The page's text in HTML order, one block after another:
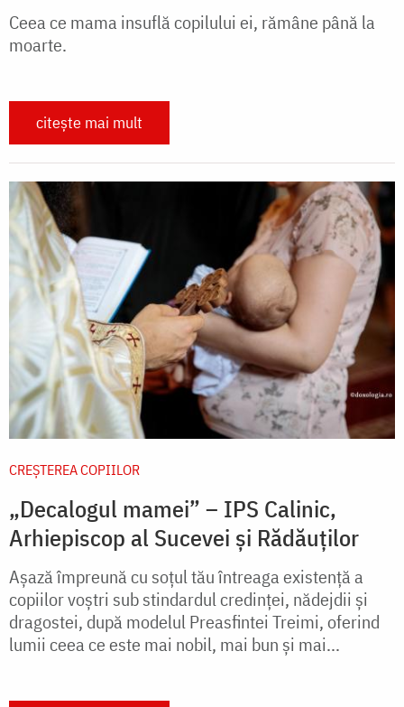
Ceea ce mama insuflă copilului ei, rămâne până la
moarte.
citește mai mult
CREŞTEREA COPIILOR
„Decalogul mamei” – IPS Calinic,
Arhiepiscop al Sucevei și Rădăuților
Așază împreună cu soțul tău întreaga existență a
copiilor voștri sub stindardul credinței, nădejdii și
dragostei, după modelul Preasfintei Treimi, oferind
lumii ceea ce este mai nobil, mai bun și mai...